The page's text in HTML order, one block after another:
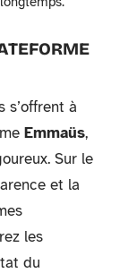
s’offrent à
Emmaüs,
Sur le
et la
les
du